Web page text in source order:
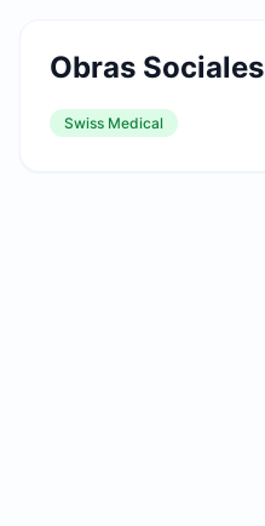
Obras Sociales
Swiss Medical